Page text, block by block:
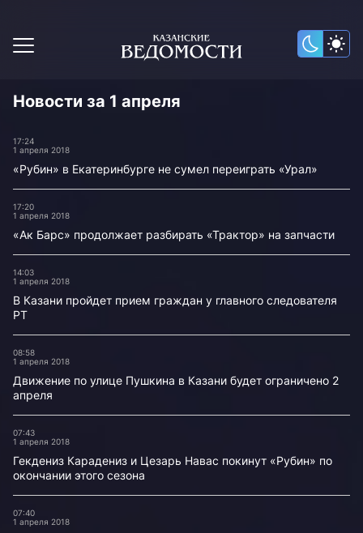
Новости за 1 апреля
17:24
1 апреля 2018
«Рубин» в Екатеринбурге не сумел переиграть «Урал»
17:20
1 апреля 2018
«Ак Барс» продолжает разбирать «Трактор» на запчасти
14:03
1 апреля 2018
В Казани пройдет прием граждан у главного следователя
РТ
08:58
1 апреля 2018
Движение по улице Пушкина в Казани будет ограничено 2
апреля
07:43
1 апреля 2018
Гекдениз Карадениз и Цезарь Навас покинут «Рубин» по
окончании этого сезона
07:40
1 апреля 2018